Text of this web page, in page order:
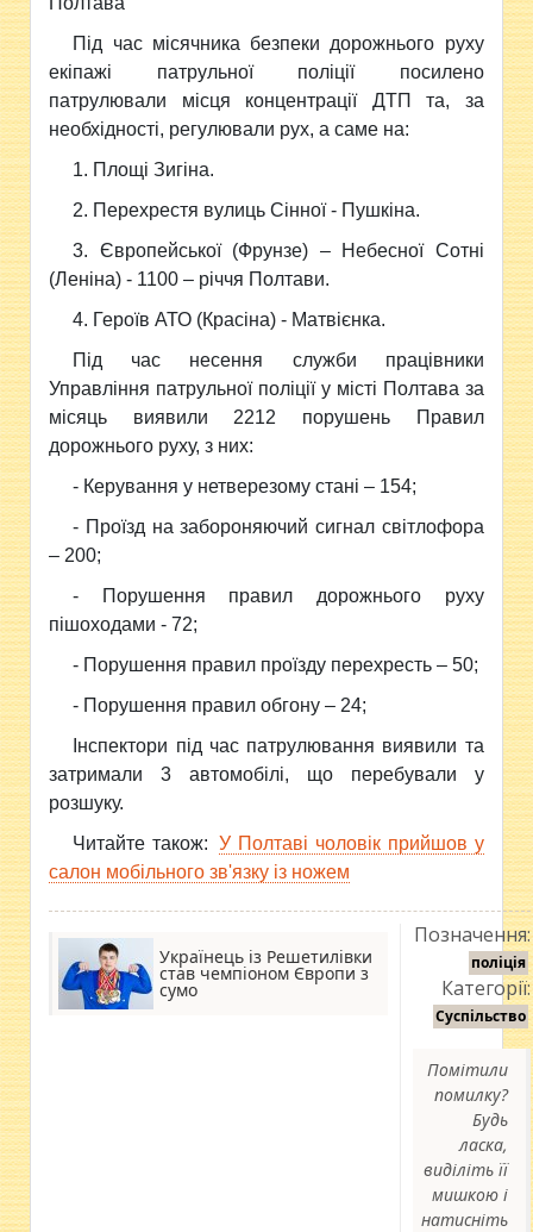
Під час місячника безпеки дорожнього руху
екіпажі патрульної поліції посилено
патрулювали місця концентрації ДТП та, за
необхідності, регулювали рух, а саме на:
1. Площі Зигіна.
2. Перехрестя вулиць Сінної - Пушкіна.
3. Європейської (Фрунзе) – Небесної Сотні
(Леніна) - 1100 – річчя Полтави.
4. Героїв АТО (Красіна) - Матвієнка.
Під час несення служби працівники
Управління патрульної поліції у місті Полтава за
місяць виявили 2212 порушень Правил
дорожнього руху, з них:
- Керування у нетверезому стані – 154;
- Проїзд на забороняючий сигнал світлофора
– 200;
- Порушення правил дорожнього руху
пішоходами - 72;
- Порушення правил проїзду перехресть – 50;
- Порушення правил обгону – 24;
Інспектори під час патрулювання виявили та
затримали 3 автомобілі, що перебували у
розшуку.
Читайте також: У Полтаві чоловік прийшов у
салон мобільного зв'язку із ножем
Українець із Решетилівки
став чемпіоном Європи з
сумо
Позначення:
поліція
Категорії:
Суспільство
Помітили
помилку?
Будь
ласка,
виділіть її
мишкою і
натисніть